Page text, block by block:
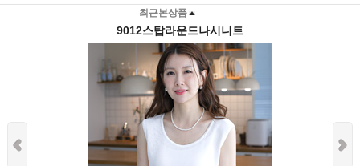
최근본상품
9012스탑라운드나시니트